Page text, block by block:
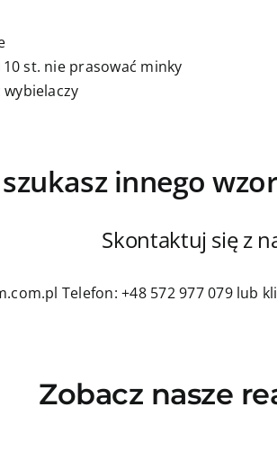
st. nie prasować minky
innego
Skontaktuj się z
Telefon: +48 572 977 079 lub
Zobacz nasze